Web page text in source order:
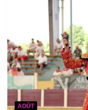
AOÛT